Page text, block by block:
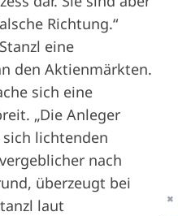
Richtung.“
eine
den Aktienmärkten.
sich eine
„Die Anleger
lichtenden
nach
überzeugt bei
laut
✖